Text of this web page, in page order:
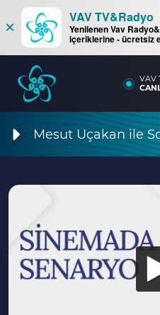
×
VAV TV&Radyo
Yenilenen Vav
içeriklerine - ücretsiz
VAV
Mesut Uçakan ile